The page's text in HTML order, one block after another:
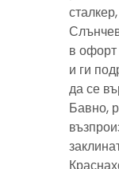
в офорт
и ги
да се
Бавно,